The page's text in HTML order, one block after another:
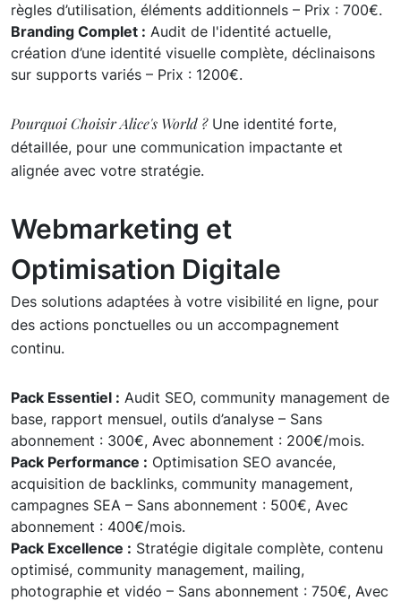
règles d’utilisation, éléments additionnels – Prix : 700€.
Branding Complet : Audit de l'identité actuelle,
création d’une identité visuelle complète, déclinaisons
sur supports variés – Prix : 1200€.
Pourquoi Choisir Alice's World ?Une identité forte,
détaillée, pour une communication impactante et
alignée avec votre stratégie.
Webmarketing et
Optimisation Digitale
Des solutions adaptées à votre visibilité en ligne, pour
des actions ponctuelles ou un accompagnement
continu.
Pack Essentiel : Audit SEO, community management de
base, rapport mensuel, outils d’analyse – Sans
abonnement : 300€, Avec abonnement : 200€/mois.
Pack Performance : Optimisation SEO avancée,
acquisition de backlinks, community management,
campagnes SEA – Sans abonnement : 500€, Avec
abonnement : 400€/mois.
Pack Excellence : Stratégie digitale complète, contenu
optimisé, community management, mailing,
photographie et vidéo – Sans abonnement : 750€, Avec